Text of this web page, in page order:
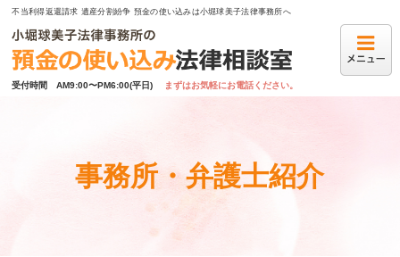
不当利得返還請求 遺産分割紛争 預金の使い込みは小堀球美子法律事務所へ
受付時間　AM9:00〜PM6:00(平日) まずはお気軽にお電話ください。
事務所・弁護士紹介